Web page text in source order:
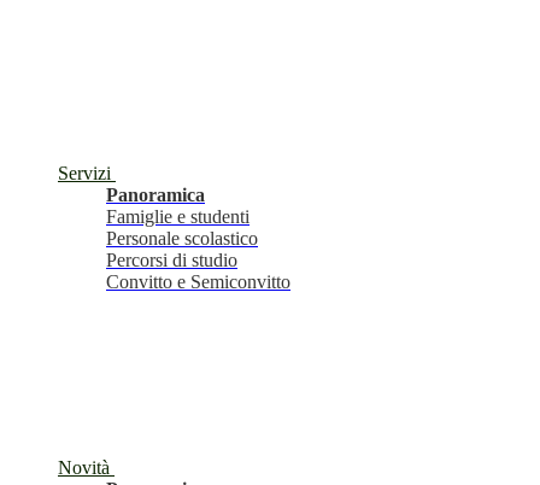
Servizi
Panoramica
Famiglie e studenti
Personale scolastico
Percorsi di studio
Convitto e Semiconvitto
Novità